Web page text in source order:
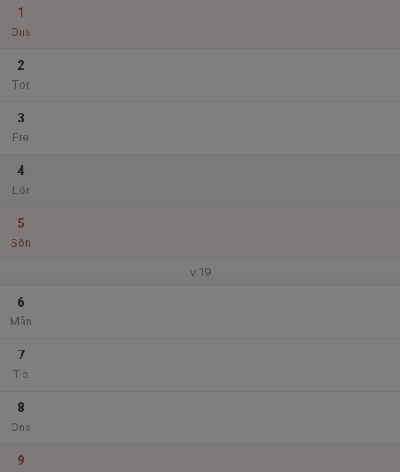
1
Ons
2
Tor
3
Fre
4
Lör
5
Sön
v.19
6
Mån
7
Tis
8
Ons
9